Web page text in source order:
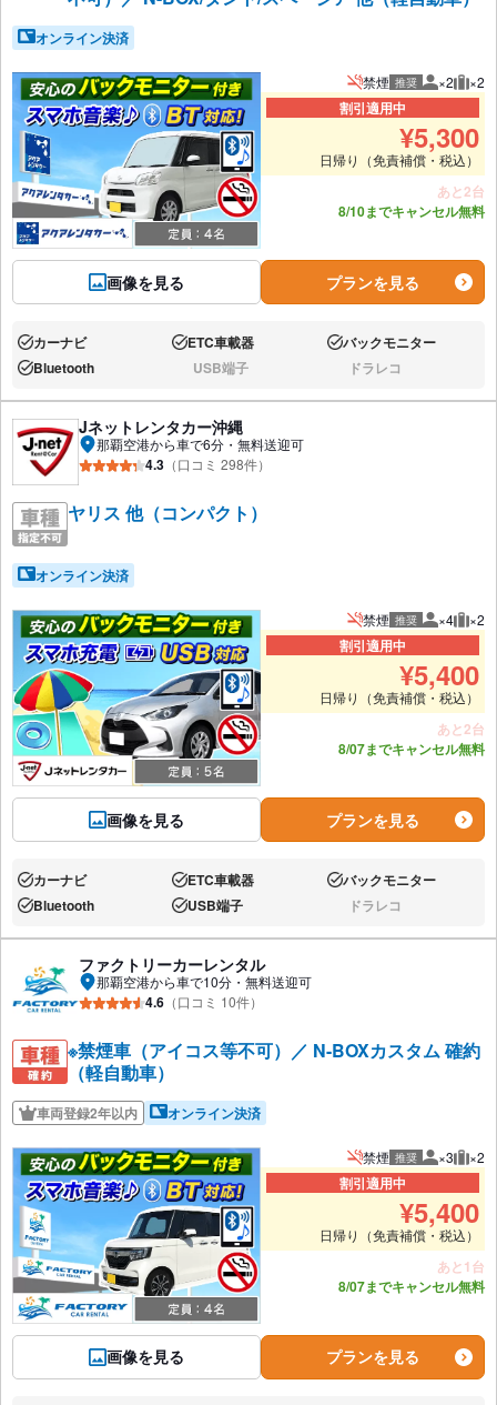
オンライン決済
画像を見る
禁煙 推奨 推奨人数
×2 推
×2
割引適用中
¥5,300
日帰り（免責補償・税込）
あと2台
8/10までキャンセル無料
プランを見る
あり:カーナビ あり:ETC車載器 あり:バックモニター
あり:Bluetooth なし:USB端子 なし:ドラレコ
Jネットレンタカー沖縄
那覇空港から車で6分・無料送迎可
4.3 （口コミ 298件）
ヤリス 他（コンパクト）
オンライン決済
画像を見る
禁煙 推奨 推奨人数
×4 推
×2
割引適用中
¥5,400
日帰り（免責補償・税込）
あと2台
8/07までキャンセル無料
プランを見る
あり:カーナビ あり:ETC車載器 あり:バックモニター
あり:Bluetooth あり:USB端子 なし:ドラレコ
ファクトリーカーレンタル
那覇空港から車で10分・無料送迎可
4.6 （口コミ 10件）
※禁煙車（アイコス等不可）／ N-BOXカスタム 確約
（軽自動車）
車両登録2年以内 オンライン決済
画像を見る
禁煙 推奨 推奨人数
×3 推
×2
割引適用中
¥5,400
日帰り（免責補償・税込）
あと1台
8/07までキャンセル無料
プランを見る